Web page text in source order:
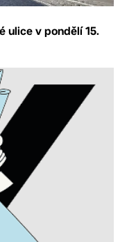
ulice v pondělí 15.